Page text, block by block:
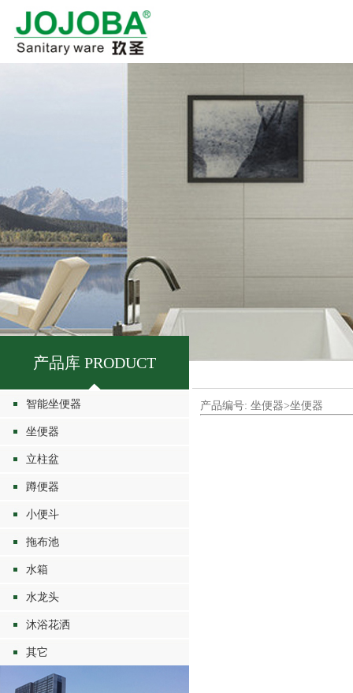
产品库 PRODUCT
智能坐便器
坐便器
立柱盆
蹲便器
小便斗
拖布池
水箱
水龙头
沐浴花洒
其它
产品编号: 坐便器>坐便器